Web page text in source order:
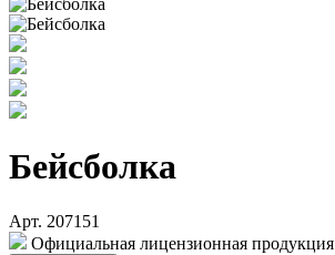
Бейсболка
Арт. 207151
Официальная лицензионная продукция